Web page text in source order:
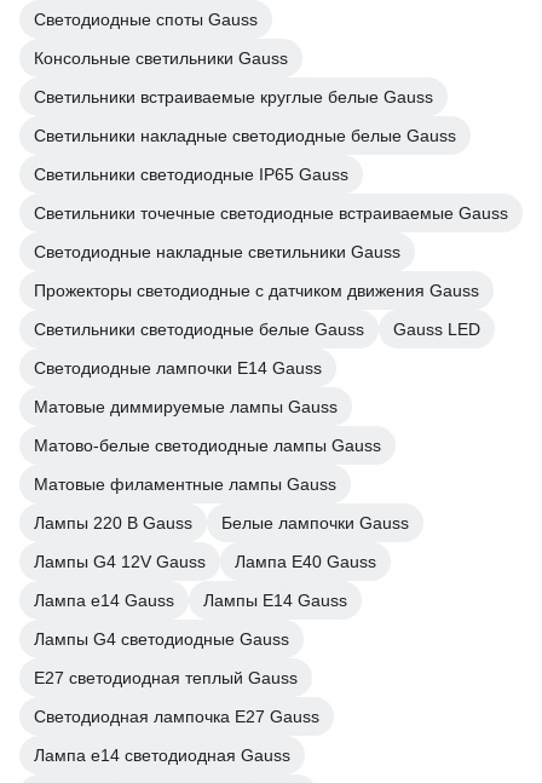
Светодиодные споты Gauss
Консольные светильники Gauss
Светильники встраиваемые круглые белые Gauss
Светильники накладные светодиодные белые Gauss
Светильники светодиодные IP65 Gauss
Светильники точечные светодиодные встраиваемые Gauss
Светодиодные накладные светильники Gauss
Прожекторы светодиодные с датчиком движения Gauss
Светильники светодиодные белые Gauss
Gauss LED
Светодиодные лампочки E14 Gauss
Матовые диммируемые лампы Gauss
Матово-белые светодиодные лампы Gauss
Матовые филаментные лампы Gauss
Лампы 220 В Gauss
Белые лампочки Gauss
Лампы G4 12V Gauss
Лампа E40 Gauss
Лампа е14 Gauss
Лампы E14 Gauss
Лампы G4 светодиодные Gauss
E27 светодиодная теплый Gauss
Светодиодная лампочка E27 Gauss
Лампа е14 светодиодная Gauss